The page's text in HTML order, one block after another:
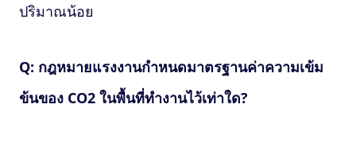
ปริมาณน้อย
Q: กฎหมายแรงงานกำหนดมาตรฐานค่าความเข้ม
ข้นของ CO2 ในพื้นที่ทำงานไว้เท่าใด?